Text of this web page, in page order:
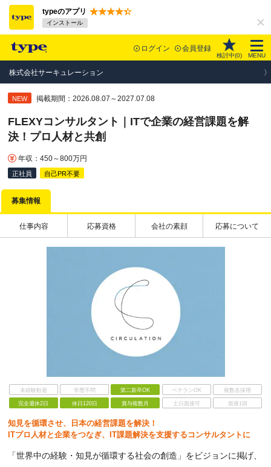
typeのアプリ
インストール
ログイン 会員登録
検討中(0) MENU
株式会社サーキュレーション
NEW 掲載期間：2026.08.07～2027.07.08
FLEXYコンサルタント｜ITで企業の経営課題を解
決！プロ人材と共創
年収：450～800万円
正社員 自己PR不要
募集情報
仕事内容 応募資格 会社の素顔 応募について
未経験歓迎 学歴不問 第二新卒OK ベテランOK 複数名採用
完全週休2日 休日120日 賞与複数月 土日面接可 面接1回
知見を循環させ、日本の経営課題を解決！
ITプロ人材と企業をつなぎ、IT課題解決を支援するコンサルタントに
「世界中の経験・知見が循環する社会の創造」をビジョンに掲げ、